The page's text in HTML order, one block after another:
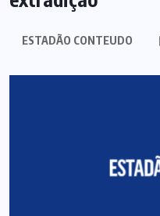
ESTADÃO CONTEUDO